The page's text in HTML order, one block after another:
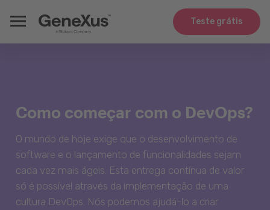
Teste grátis
Como começar com o DevOps?
O mundo de hoje exige que o desenvolvimento de
software e o lançamento de funcionalidades sejam
cada vez mais ágeis. Esta entrega contínua de valor
só é possível através da implementação de uma
cultura DevOps. Nós podemos ajudá-lo a criar